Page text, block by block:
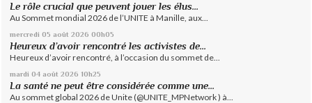
Le rôle crucial que peuvent jouer les élus...
Au Sommet mondial 2026 de l’UNITE à Manille, aux...
mercredi 05 août 2026 00h05
Heureux d’avoir rencontré les activistes de...
Heureux d’avoir rencontré, à l’occasion du sommet de...
mardi 04 août 2026 10h25
La santé ne peut être considérée comme une...
Au sommet global 2026 de Unite (@UNITE_MPNetwork ) à...